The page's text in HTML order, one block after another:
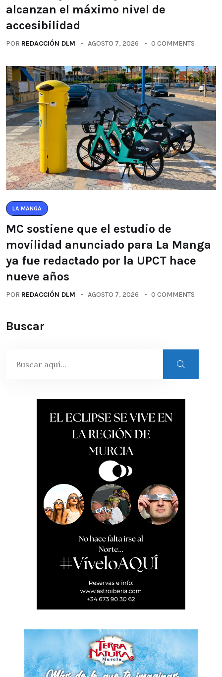
alcanzan el máximo nivel de
accesibilidad
POR REDACCIÓN DLM AGOSTO 7, 2026 0 COMMENTS
LA MANGA
MC sostiene que el estudio de
movilidad anunciado para La Manga
ya fue redactado por la UPCT hace
nueve años
POR REDACCIÓN DLM AGOSTO 7, 2026 0 COMMENTS
Buscar